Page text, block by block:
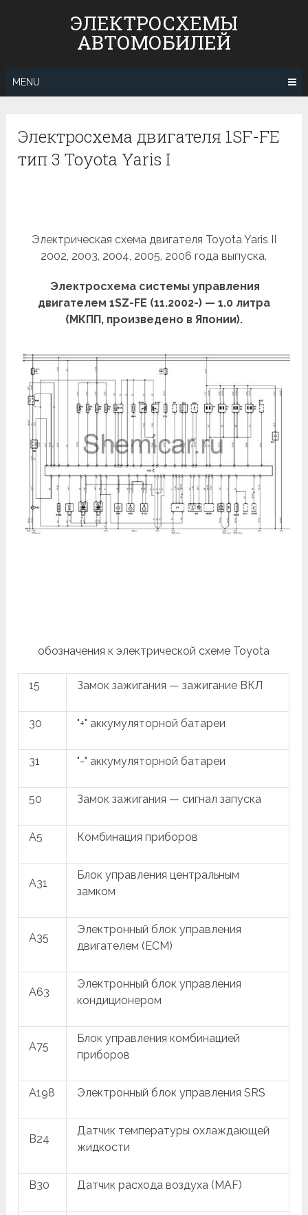
ЭЛЕКТРОСХЕМЫ
АВТОМОБИЛЕЙ
MENU
Электросхема двигателя 1SF-FE
тип 3 Toyota Yaris I
Электрическая схема двигателя Toyota Yaris II
2002, 2003, 2004, 2005, 2006 года выпуска.
Электросхема системы управления
двигателем 1SZ-FE (11.2002-) — 1.0 литра
(МКПП, произведено в Японии).
обозначения к электрической схеме Toyota
15 Замок зажигания — зажигание ВКЛ
30 "+" аккумуляторной батареи
31 "-" аккумуляторной батареи
50 Замок зажигания — сигнал запуска
A5 Комбинация приборов
A31
Блок управления центральным
замком
A35
Электронный блок управления
двигателем (ECM)
A63
Электронный блок управления
кондиционером
A75
Блок управления комбинацией
приборов
A198 Электронный блок управления SRS
B24
Датчик температуры охлаждающей
жидкости
B30 Датчик расхода воздуха (MAF)